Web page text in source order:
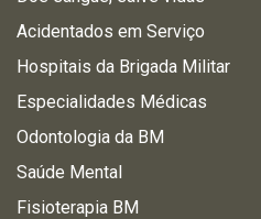
Acidentados em Serviço
Hospitais da Brigada Militar
Especialidades Médicas
Odontologia da BM
Saúde Mental
Fisioterapia BM